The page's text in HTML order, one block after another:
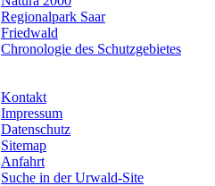
Regionalpark Saar
Friedwald
Chronologie des Schutzgebietes
Kontakt
Impressum
Datenschutz
Sitemap
Anfahrt
Suche in der Urwald-Site